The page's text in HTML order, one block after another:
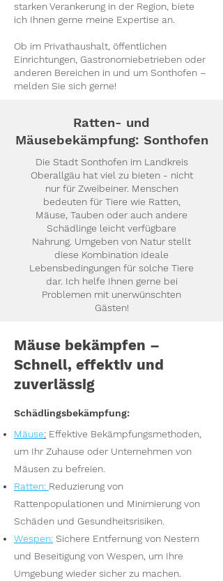
starken Verankerung in der Region, biete
ich Ihnen gerne meine Expertise an.
Ob im Privathaushalt, öffentlichen
Einrichtungen, Gastronomiebetrieben oder
anderen Bereichen in und um Sonthofen –
melden Sie sich gerne!
Ratten- und
Mäusebekämpfung: Sonthofen
Die Stadt Sonthofen im Landkreis
Oberallgäu hat viel zu bieten - nicht
nur für Zweibeiner. Menschen
bedeuten für Tiere wie Ratten,
Mäuse, Tauben oder auch andere
Schädlinge leicht verfügbare
Nahrung. Umgeben von Natur stellt
diese Kombination ideale
Lebensbedingungen für solche Tiere
dar. Ich helfe Ihnen gerne bei
Problemen mit unerwünschten
Gästen!
Mäuse bekämpfen –
Schnell, effektiv und
zuverlässig
Schädlingsbekämpfung:
Mäuse: Effektive Bekämpfungsmethoden,
um Ihr Zuhause oder Unternehmen von
Mäusen zu befreien.
Ratten: Reduzierung von
Rattenpopulationen und Minimierung von
Schäden und Gesundheitsrisiken.
Wespen: Sichere Entfernung von Nestern
und Beseitigung von Wespen, um Ihre
Umgebung wieder sicher zu machen.